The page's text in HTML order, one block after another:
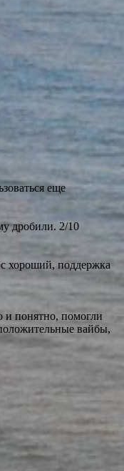
еще
дробили. 2/10
хороший, поддержка
и понятно, помогли
вайбы,